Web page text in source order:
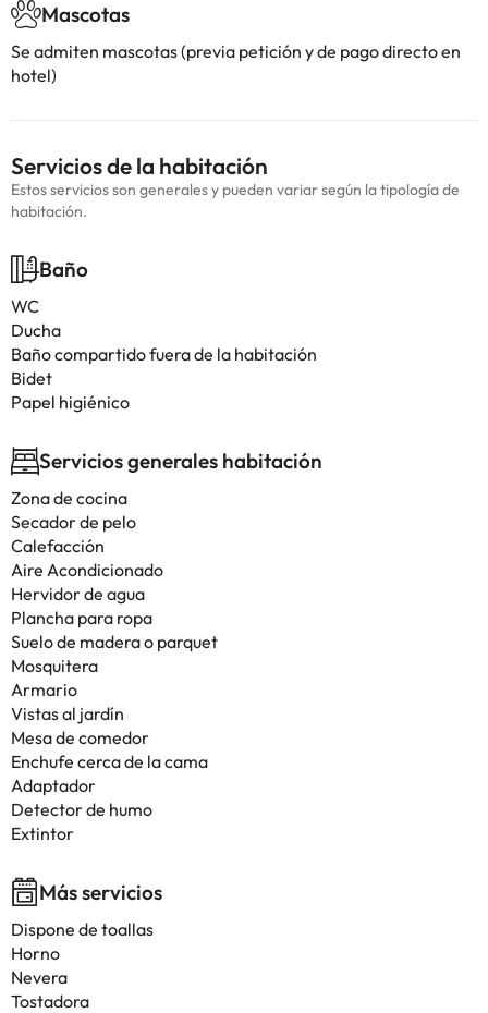
Mascotas
Se admiten mascotas (previa petición y de pago directo en
hotel)
Servicios de la habitación
Estos servicios son generales y pueden variar según la tipología de
habitación.
Baño
WC
Ducha
Baño compartido fuera de la habitación
Bidet
Papel higiénico
Servicios generales habitación
Zona de cocina
Secador de pelo
Calefacción
Aire Acondicionado
Hervidor de agua
Plancha para ropa
Suelo de madera o parquet
Mosquitera
Armario
Vistas al jardín
Mesa de comedor
Enchufe cerca de la cama
Adaptador
Detector de humo
Extintor
Más servicios
Dispone de toallas
Horno
Nevera
Tostadora